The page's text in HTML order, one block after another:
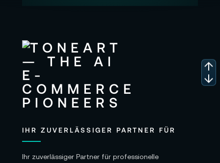
IHR ZUVERLÄSSIGER PARTNER FÜR
Ihr zuverlässiger Partner für professionelle